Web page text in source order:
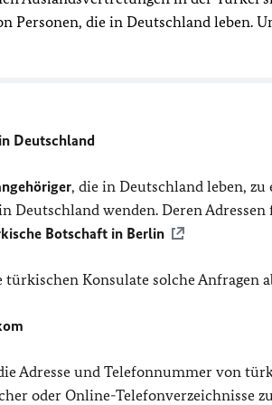
Personen, die in Deutschland leben.
Deutschland
, die in Deutschland leben,
wenden. Deren Adressen
Botschaft in Berlin
Konsulate solche Anfragen
Adresse und Telefonnummer von
oder Online-Telefonverzeichnisse